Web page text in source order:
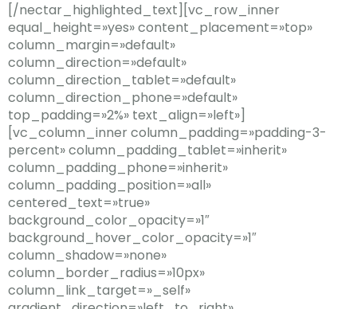
[/nectar_highlighted_text][vc_row_inner
equal_height=»yes» content_placement=»top»
column_margin=»default»
column_direction=»default»
column_direction_tablet=»default»
column_direction_phone=»default»
top_padding=»2%» text_align=»left»]
[vc_column_inner column_padding=»padding-3-
percent» column_padding_tablet=»inherit»
column_padding_phone=»inherit»
column_padding_position=»all»
centered_text=»true»
background_color_opacity=»1″
background_hover_color_opacity=»1″
column_shadow=»none»
column_border_radius=»10px»
column_link_target=»_self»